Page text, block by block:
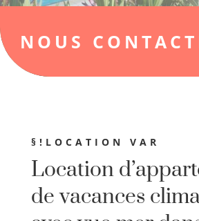
NOUS
§!LOCATION VAR
Location
de vacances